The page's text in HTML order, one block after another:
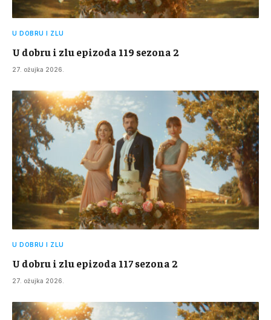
U DOBRU I ZLU
U dobru i zlu epizoda 119 sezona 2
27. ožujka 2026.
U DOBRU I ZLU
U dobru i zlu epizoda 117 sezona 2
27. ožujka 2026.